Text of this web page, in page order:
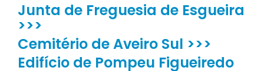
Junta de Freguesia de Esgueira
>>>
Cemitério de Aveiro Sul >>>
Edifício de Pompeu Figueiredo